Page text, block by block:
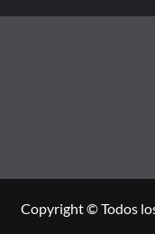
Copyright © Todos